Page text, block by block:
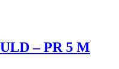
– PR 5 M